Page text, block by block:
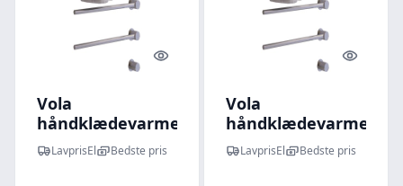
Quick look
Vola
håndklædevarmer
til indbygning m/6
tværstænger t/El-
LavprisEl Bedste pris
Quick
Vola
håndklædevarmer
til indbygning m/7
tværstænger t/El-
LavprisEl Bedste pris